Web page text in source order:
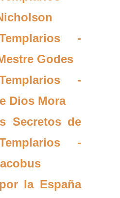
-
Godes
-
Dios Mora
Secretos de
-
la España